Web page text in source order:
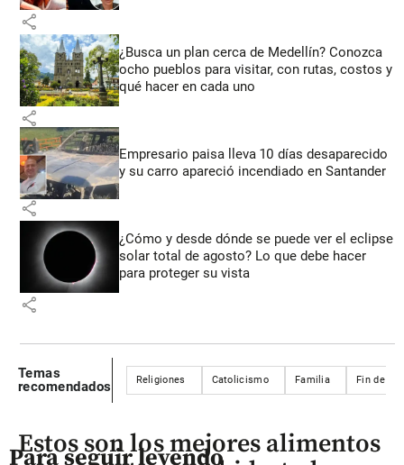
share
¿Busca un plan cerca de Medellín? Conozca
ocho pueblos para visitar, con rutas, costos y
qué hacer en cada uno
share
Empresario paisa lleva 10 días desaparecido
y su carro apareció incendiado en Santander
share
¿Cómo y desde dónde se puede ver el eclipse
solar total de agosto? Lo que debe hacer
para proteger su vista
share
Temas
recomendados
Religiones Catolicismo Familia Fin de
Para seguir leyendo
Estos son los mejores alimentos